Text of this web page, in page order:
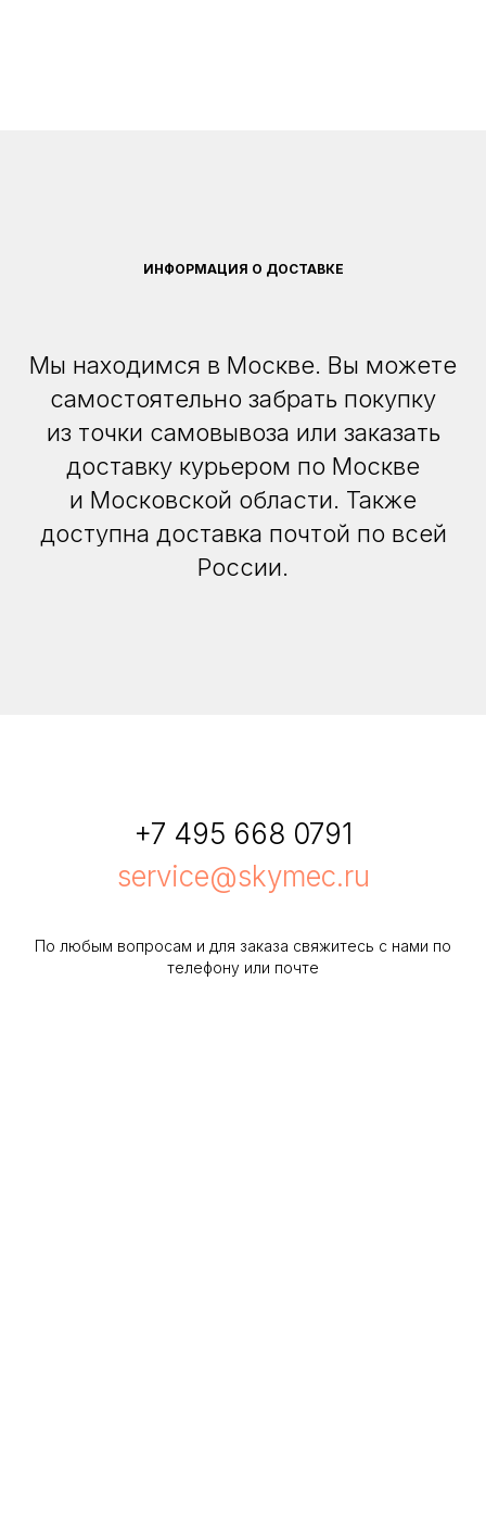
ИНФОРМАЦИЯ О ДОСТАВКЕ
Мы находимся в Москве. Вы можете
самостоятельно забрать покупку
из точки самовывоза или заказать
доставку курьером по Москве
и Московской области. Также
доступна доставка почтой по всей
России.
+7 495 668 0791
service@skymec.ru
По любым вопросам и для заказа свяжитесь с нами по
телефону или почте